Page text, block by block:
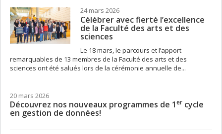
24 mars 2026
Célébrer avec fierté l’excellence
de la Faculté des arts et des
sciences
Le 18 mars, le parcours et l’apport
remarquables de 13 membres de la Faculté des arts et des
sciences ont été salués lors de la cérémonie annuelle de...
20 mars 2026
Découvrez nos nouveaux programmes de 1er cycle
en gestion de données!